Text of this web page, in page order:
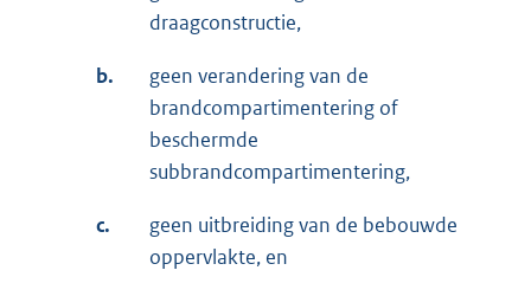
draagconstructie,
b.
geen verandering van de
brandcompartimentering of
beschermde
subbrandcompartimentering,
c.
geen uitbreiding van de bebouwde
oppervlakte, en